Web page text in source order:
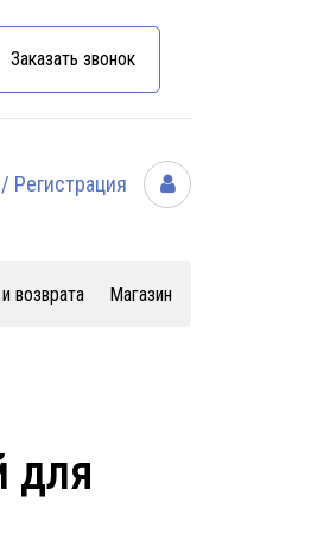
Заказать звонок
Регистрация
возврата Магазин
для